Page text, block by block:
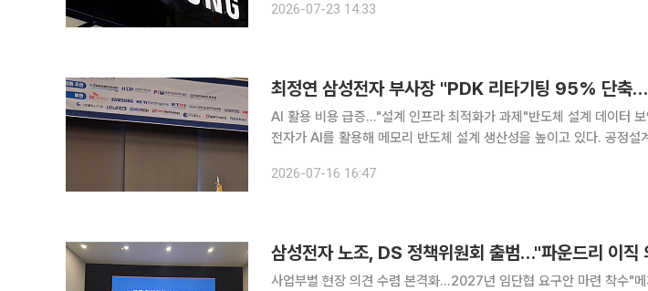
2026-07-23 14:33
AI 활용 비용 급증…"설계 인프라 최적화가 과제"반도체 설계 데이터 보안
전자가 AI를 활용해 메모리 반도체 설계 생산성을 높이고 있다. 공정설
하고 있다. 최정연 삼성전자 메모리사업부 디자인테크놀로지팀
2026-07-16 16:47
삼성전자 노조, DS 정책위원회 출범…"파운드리 이
사업부별 현장 의견 수렴 본격화…2027년 임단협 요구안 마련 착수"